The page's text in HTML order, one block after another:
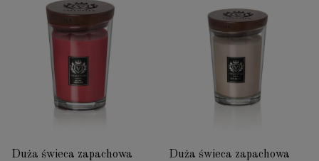
Duża świeca zapachowa
Duża świeca zapachowa